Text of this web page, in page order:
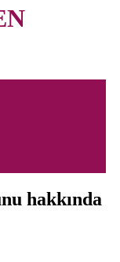
hakkında